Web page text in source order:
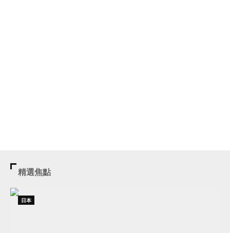
精選焦點
日本